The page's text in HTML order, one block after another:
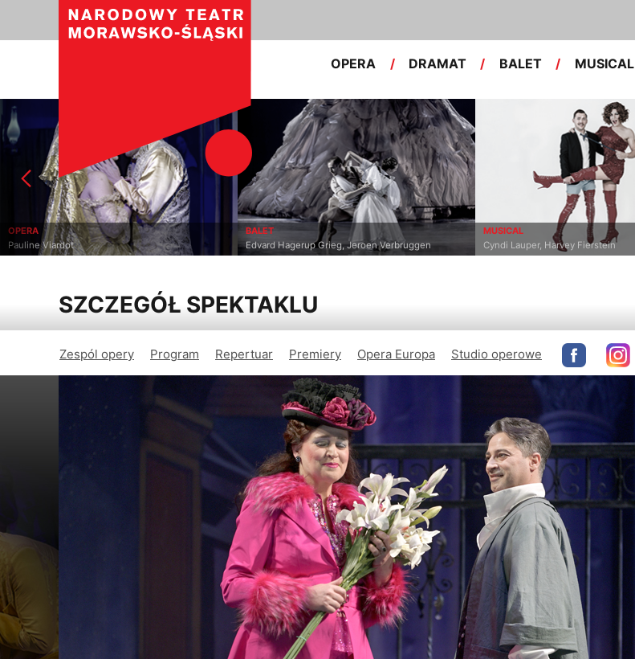
OPERA / DRAMAT / BALET / MUSICAL
Viardot
Edvard Hagerup Grieg, Jeroen Verbruggen
MUSICAL
Cyndi Lauper, Harvey Fierstein
SZCZEGÓŁ SPEKTAKLU
Zespól opery Program Repertuar Premiery Opera Europa Studio operowe